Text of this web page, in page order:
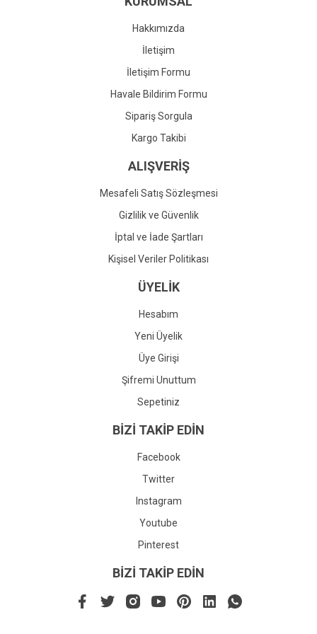
Gönder
Hakkımızda
İletişim
İletişim Formu
Havale Bildirim Formu
Sipariş Sorgula
Kargo Takibi
ALIŞVERİŞ
Mesafeli Satış Sözleşmesi
Gizlilik ve Güvenlik
İptal ve İade Şartları
Kişisel Veriler Politikası
ÜYELİK
Hesabım
Yeni Üyelik
Üye Girişi
Şifremi Unuttum
Sepetiniz
BİZİ TAKİP EDİN
Facebook
Twitter
Instagram
Youtube
Pinterest
BİZİ TAKİP EDİN